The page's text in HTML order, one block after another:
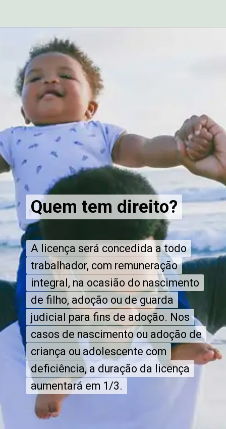
A licença será concedida a todo
trabalhador, com remuneração
integral, na ocasião do nascimento
de filho, adoção ou de guarda
judicial para fins de adoção. Nos
casos de nascimento ou adoção de
criança ou adolescente com
deficiência, a duração da licença
aumentará em 1/3.
A licença será concedida a todo
trabalhador, com remuneração
integral, na ocasião do nascimento
de filho, adoção ou de guarda
judicial para fins de adoção. Nos
casos de nascimento ou adoção de
criança ou adolescente com
deficiência, a duração da licença
aumentará em 1/3.
Quem tem direito?
Quem tem direito?